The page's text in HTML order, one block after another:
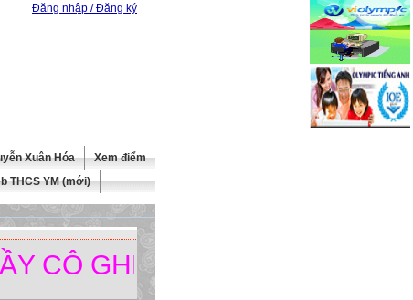
Đăng nhập / Đăng ký
Xuân Hóa
Xem điểm
THCS YM (mới)
GHÉ THĂM TRANG